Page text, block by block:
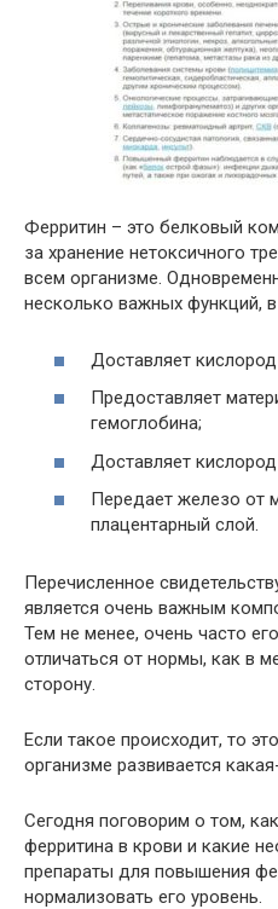
Ферритин – это белковый
за хранение нетоксичного
всем организме.
несколько важных функций, в
Доставляет
Предоставляет
гемоглобина;
Доставляет
Передает железо от
плацентарный слой.
Перечисленное
является очень важным
Тем не менее, очень часто
отличаться от нормы, как в
сторону.
Если такое происходит, то
организме развивается
Сегодня поговорим о том,
ферритина в крови и какие
препараты для повышения
нормализовать его уровень.